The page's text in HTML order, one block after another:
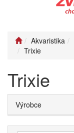
Akvaristika
Trixie
Trixie
Výrobce